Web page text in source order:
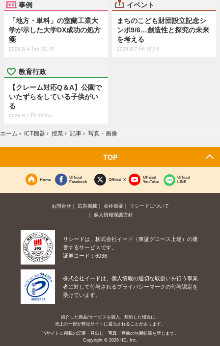
事例
「地方・単科」の室蘭工業大
学が示した大学DX成功の処方
箋
2026.8.4 Tue 12:15
イベント
まちのこども財団設立記念シ
ンポ9/6…創造性と探究の未来
を考える
2026.8.7 Fri 16:15
教育行政
【クレーム対応Q＆A】公園で
いたずらをしている子供がい
る
2026.8.7 Fri 19:45
ホーム › ICT機器 › 授業 › 記事 › 写真・画像
TOP
Home
Official
Facebook
Official X
Official
YouTube
Official
LINE
お問合せ 広告掲載 会社概要
リシードについて
個人情報保護方針
リシードは、株式会社イード（東証グロース上場）の運
営するサービスです。
証券コード：6038
株式会社イードは、個人情報の適切な取扱いを行う事業
者に対して付与されるプライバシーマークの付与認定を
受けています。
紹介した商品/サービスを購入、契約した場合に、
売上の一部が弊社サイトに還元されることがあります。
当サイトに掲載の記事・見出し・写真・画像の無断転載を禁じます。
Copyright © 2026 IID, Inc.